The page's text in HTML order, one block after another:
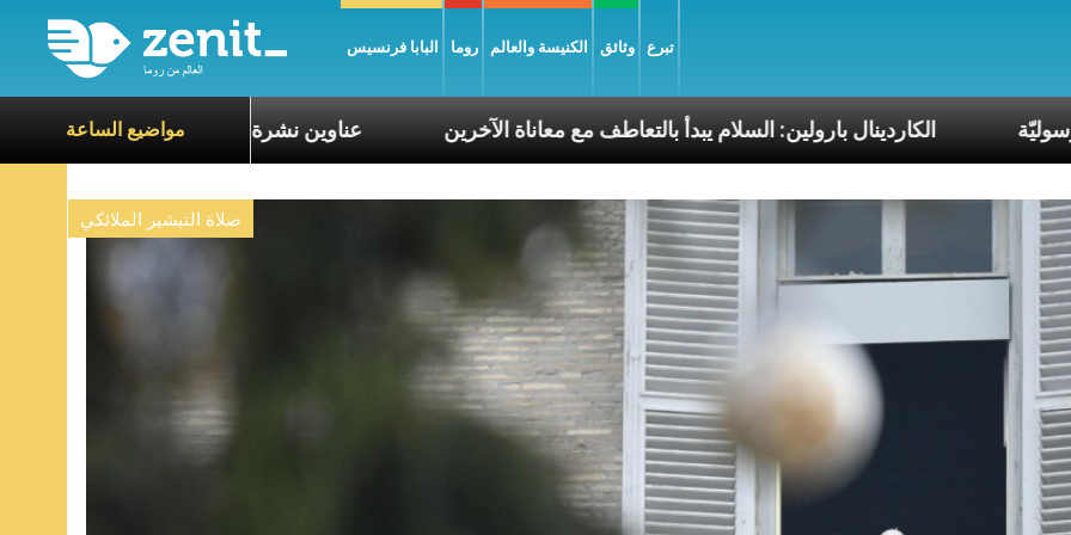
البابا فرنسيس روما الكنيسة والعالم وثائق تبرع
مواضيع الساعة
عناوين نشرة يوم الجمعة 7 آب 2026: السلام يُبنى بصبر يومًا بعد يوم الكاردينال بارولين: السلام يبدأ بالتعاطف مع معاناة الآخرين البابا الرسوليّة
صلاة التبشير الملائكي